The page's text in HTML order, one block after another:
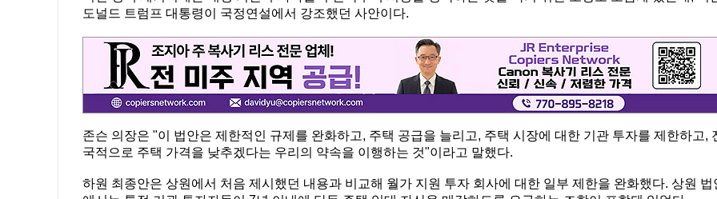
도널드 트럼프 대통령이 국정연설에서 강조했던 사안이다.
존슨 의장은 "이 법안은 제한적인 규제를 완화하고, 주택 공급을 늘리고, 주택 시장에 대한 기관 투자를 제한하고,
국적으로 주택 가격을 낮추겠다는 우리의 약속을 이행하는 것"이라고 말했다.
하원 최종안은 상원에서 처음 제시했던 내용과 비교해 월가 지원 투자 회사에 대한 일부 제한을 완화했다. 상원 법